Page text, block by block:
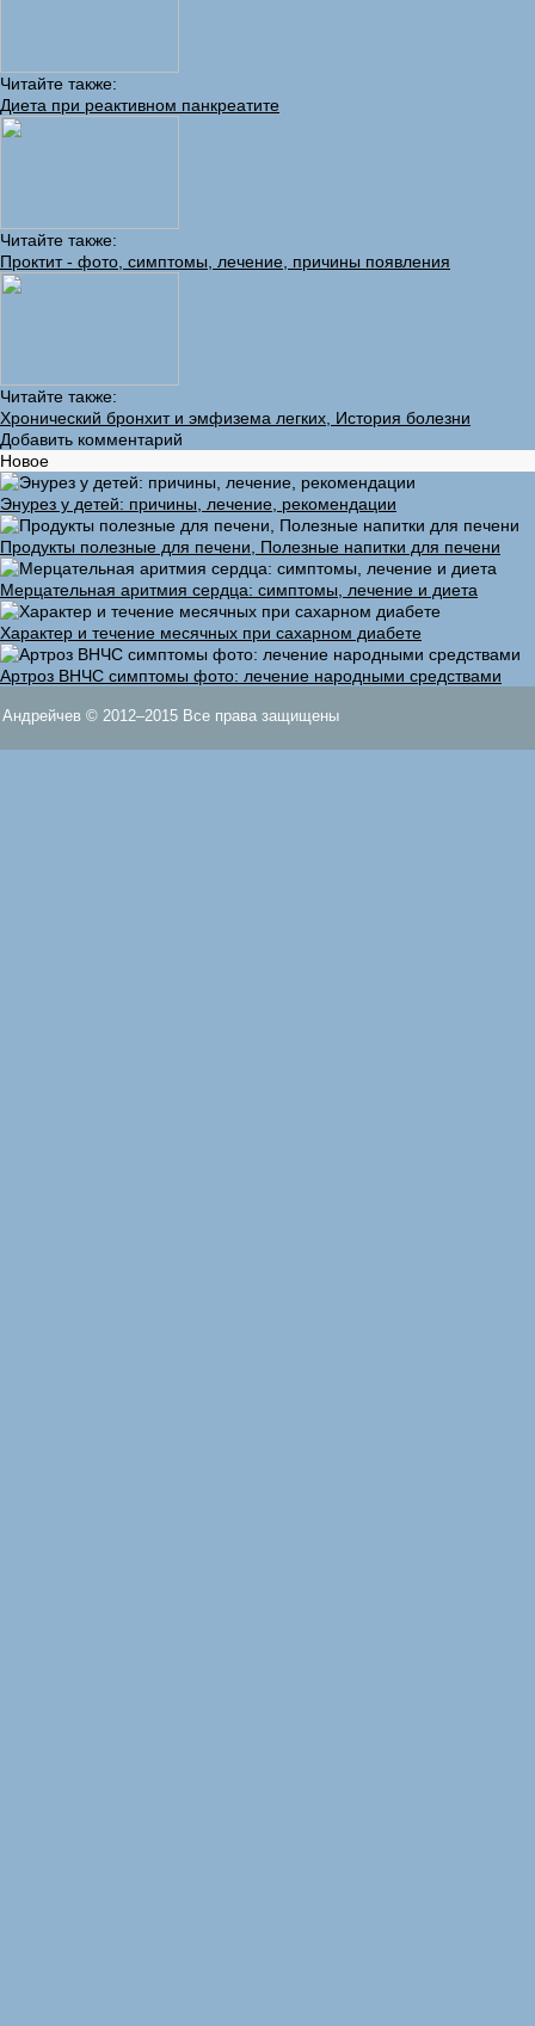
Читайте также:
Диета при реактивном панкреатите
Читайте также:
Проктит - фото, симптомы, лечение, причины появления
Читайте также:
Хронический бронхит и эмфизема легких, История болезни
Добавить комментарий
Новое
Энурез у детей: причины, лечение, рекомендации
Продукты полезные для печени, Полезные напитки для печени
Мерцательная аритмия сердца: симптомы, лечение и диета
Характер и течение месячных при сахарном диабете
Артроз ВНЧС симптомы фото: лечение народными средствами
Андрейчев © 2012–2015 Все права защищены